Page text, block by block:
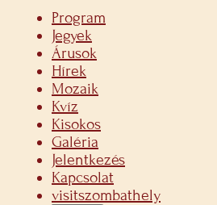
Program
Jegyek
Árusok
Hírek
Mozaik
Kvíz
Kisokos
Galéria
Jelentkezés
Kapcsolat
visitszombathely